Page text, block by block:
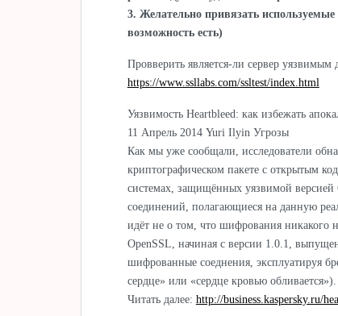
3. Желательно привязать
возможность есть)
Провверить является-ли сервер
https://www.ssllabs.com/ssltest/index.html
Уязвимость Heartbleed: как избежать
11 Апрель 2014 Yuri Ilyin Угрозы
Как мы уже сообщали, исследователи
криптографическом пакете с открытым
системах, защищённых уязвимой версией
соединений, полагающиеся на данную
идёт не о том, что шифрования никакого
OpenSSL, начиная с версии 1.0.1,
шифрованные соеднения, эксплуатируя
сердце» или «сердце кровью обливается»).
Читать далее: http://business.kaspersky.ru/